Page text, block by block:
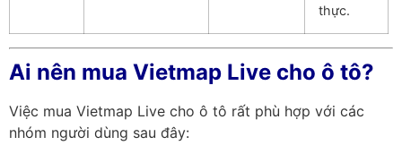
thực.
Ai nên mua Vietmap Live cho ô tô?
Việc mua Vietmap Live cho ô tô rất phù hợp với các
nhóm người dùng sau đây: